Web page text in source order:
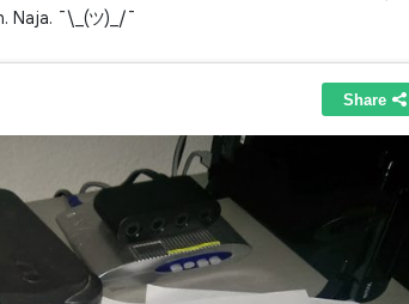
Naja. ¯\_(ツ)_/¯